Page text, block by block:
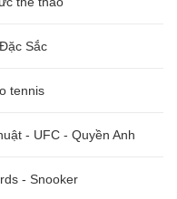
Sắc
tennis
- UFC - Quyền Anh
- Snooker